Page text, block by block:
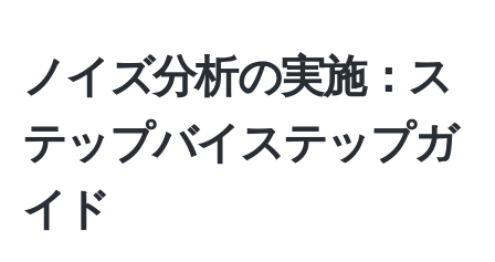
ノイズ分析の実施：ス
テップバイステップガ
イド